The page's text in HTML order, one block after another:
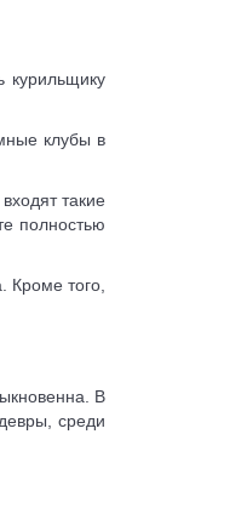
курильщику
клубы в
такие
полностью
Кроме того,
В
среди